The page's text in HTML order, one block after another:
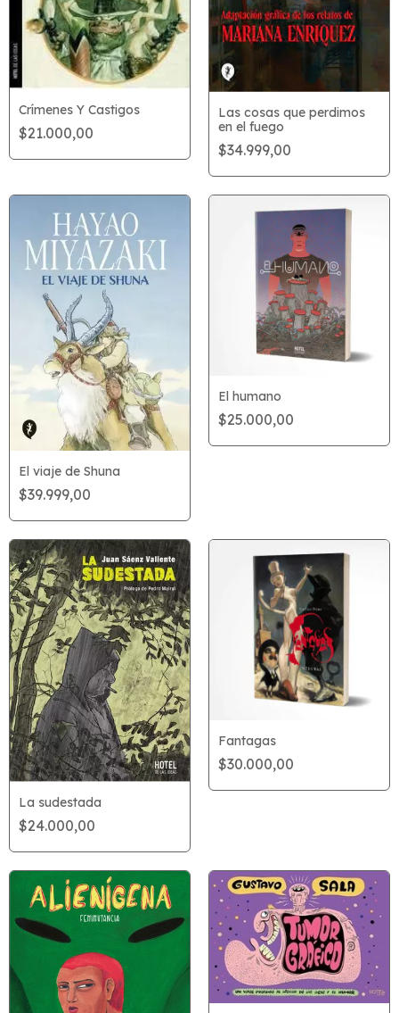
Crímenes Y Castigos
$21.000,00
Las cosas que perdimos
en el fuego
$34.999,00
El viaje de Shuna
$39.999,00
El humano
$25.000,00
La sudestada
$24.000,00
Fantagas
$30.000,00